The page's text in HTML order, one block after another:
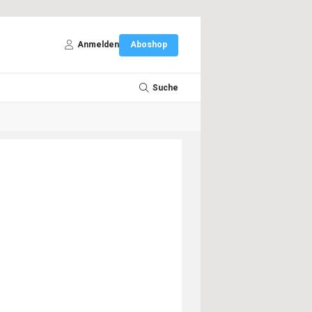
Anmelden Aboshop
Suche